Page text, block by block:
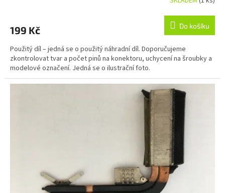
199 Kč Do košíku
Použitý díl – jedná se o použitý náhradní díl. Doporučujeme
zkontrolovat tvar a počet pinů na konektoru, uchycení na šroubky a
modelové označení. Jedná se o ilustrační foto.